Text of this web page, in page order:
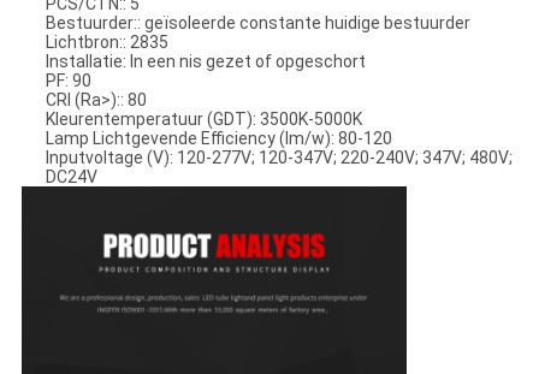
PCS/CTN:: 5
Bestuurder:: geïsoleerde constante huidige bestuurder
Lichtbron:: 2835
Installatie: In een nis gezet of opgeschort
PF: 90
CRI (Ra>):: 80
Kleurentemperatuur (GDT): 3500K-5000K
Lamp Lichtgevende Efficiency (lm/w): 80-120
Inputvoltage (V): 120-277V; 120-347V; 220-240V; 347V; 480V;
DC24V